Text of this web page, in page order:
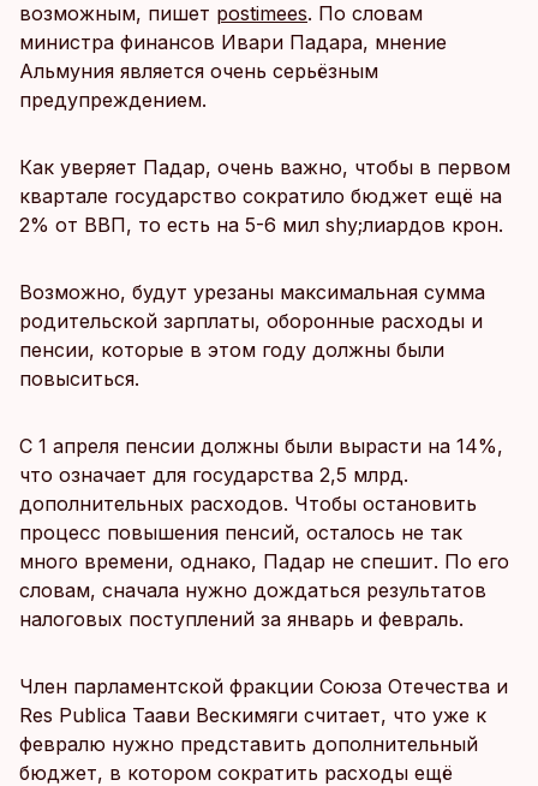
возможным, пишет postimees. По словам
министра финансов Ивари Падара, мнение
Альмуния является очень серьёзным
предупреждением.
Как уверяет Падар, очень важно, чтобы в первом
квартале государство сократило бюджет ещё на
2% от ВВП, то есть на 5-6 мил shy;лиардов крон.
Возможно, будут урезаны максимальная сумма
родительской зарплаты, оборонные расходы и
пенсии, которые в этом году должны были
повыситься.
С 1 апреля пенсии должны были вырасти на 14%,
что означает для государства 2,5 млрд.
дополнительных расходов. Чтобы остановить
процесс повышения пенсий, осталось не так
много времени, однако, Падар не спешит. По его
словам, сначала нужно дождаться результатов
налоговых поступлений за январь и февраль.
Член парламентской фракции Союза Отечества и
Res Publica Таави Вескимяги считает, что уже к
февралю нужно представить дополнительный
бюджет, в котором сократить расходы ещё